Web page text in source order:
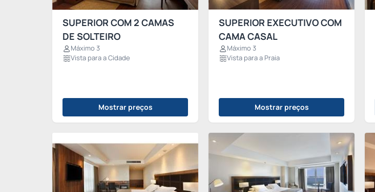
SUPERIOR COM 2 CAMAS
DE SOLTEIRO
Máximo 3
Vista para a Cidade
Mostrar preços
SUPERIOR EXECUTIVO COM
CAMA CASAL
Máximo 3
Vista para a Praia
Mostrar preços